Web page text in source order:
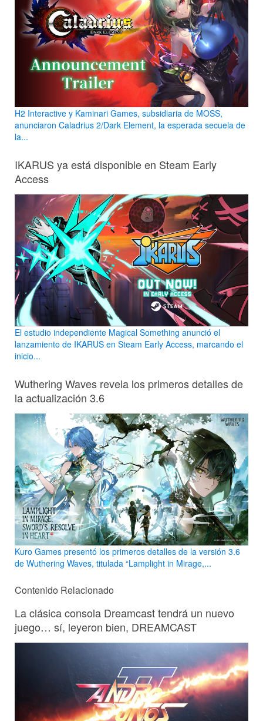
H2 Interactive y Kaminari Games, subsidiaria de MOSS,
anunciaron Caladrius 2/Dark Element, la esperada secuela de
la...
IKARUS ya está disponible en Steam Early
Access
El estudio independiente Magical Something anunció el
lanzamiento de IKARUS en Steam Early Access, marcando el
inicio...
Wuthering Waves revela los primeros detalles de
la actualización 3.6
Kuro Games presentó los primeros detalles de la versión 3.6
de Wuthering Waves, titulada “Lamplight in Mirage,...
Contenido Relacionado
La clásica consola Dreamcast tendrá un nuevo
juego… sí, leyeron bien, DREAMCAST